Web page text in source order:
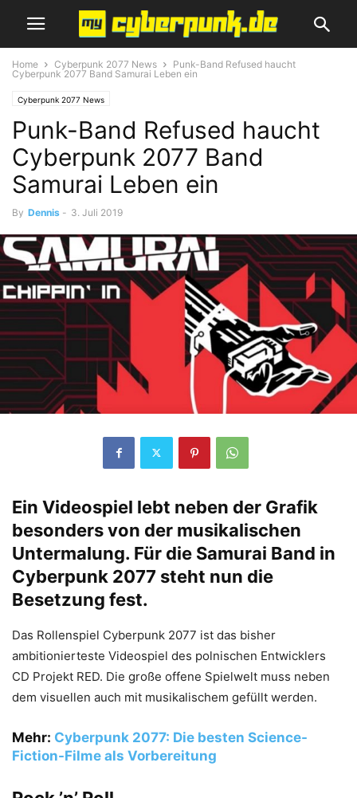
Home Cyberpunk 2077 News
Punk-Band Refused haucht
Cyberpunk 2077 Band Samurai Leben ein
Cyberpunk 2077 News
Punk-Band Refused haucht
Cyberpunk 2077 Band
Samurai Leben ein
By Dennis - 3. Juli 2019
Ein Videospiel lebt neben der Grafik
besonders von der musikalischen
Untermalung. Für die Samurai Band in
Cyberpunk 2077 steht nun die
Besetzung fest.
Das Rollenspiel Cyberpunk 2077 ist das bisher
ambitionierteste Videospiel des polnischen Entwicklers
CD Projekt RED. Die große offene Spielwelt muss neben
dem visuellen auch mit musikalischem gefüllt werden.
Mehr: Cyberpunk 2077: Die besten Science-
Fiction-Filme als Vorbereitung